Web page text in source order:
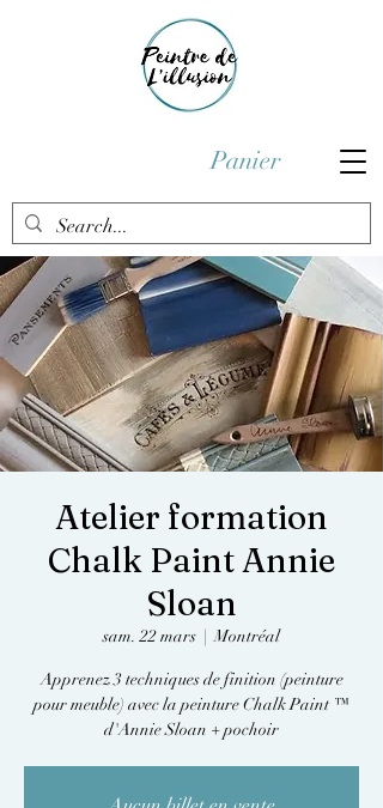
Panier
Atelier formation
Chalk Paint Annie
Sloan
sam. 22 mars
  |
Montréal
Apprenez 3 techniques de finition (peinture
pour meuble) avec la peinture Chalk Paint ™
d'Annie Sloan + pochoir